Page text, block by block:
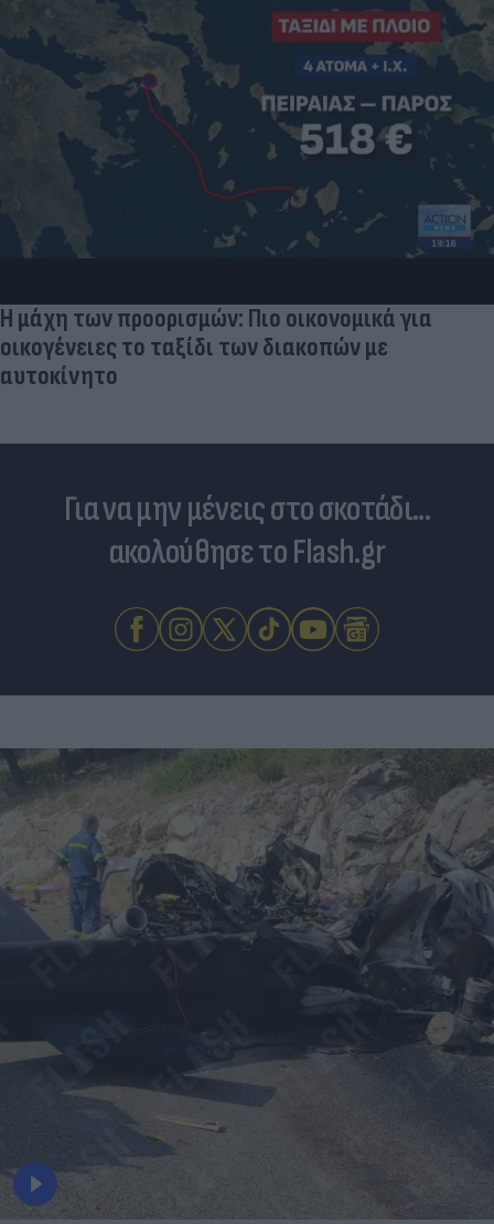
Η μάχη των προορισμών: Πιο οικονομικά για
οικογένειες το ταξίδι των διακοπών με
αυτοκίνητο
Για να μην μένεις στο σκοτάδι...
ακολούθησε το Flash.gr